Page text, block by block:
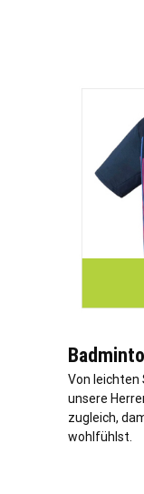
Von leichten
unsere
zugleich,
wohlfühlst.